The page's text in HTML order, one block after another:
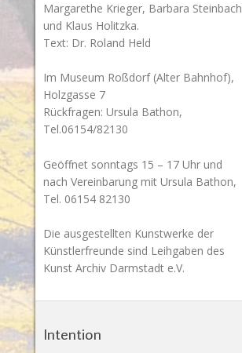
Margarethe Krieger, Barbara Steinbach
und Klaus Holitzka.
Text: Dr. Roland Held
Im Museum Roßdorf (Alter Bahnhof),
Holzgasse 7
Rückfragen: Ursula Bathon,
Tel.06154/82130
Geöffnet sonntags 15 – 17 Uhr und
nach Vereinbarung mit Ursula Bathon,
Tel. 06154 82130
Die ausgestellten Kunstwerke der
Künstlerfreunde sind Leihgaben des
Kunst Archiv Darmstadt e.V.
Intention